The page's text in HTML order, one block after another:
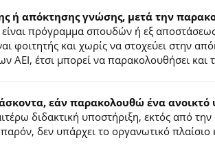
ή απόκτησης γνώσης, μετά την
πρόγραμμα σπουδών ή εξ
φοιτητής και χωρίς να στοχεύει στην
ΑΕΙ, έτσι μπορεί να παρακολουθήσει
εάν παρακολουθώ ένα
διδακτική υποστήριξη, εκτός από
δεν υπάρχει το οργανωτικό πλαίσιο